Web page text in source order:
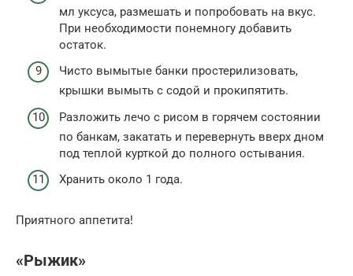
мл уксуса, размешать и попробовать на вкус.
При необходимости понемногу добавить
остаток.
Чисто вымытые банки простерилизовать,
крышки вымыть с содой и прокипятить.
Разложить лечо с рисом в горячем состоянии
по банкам, закатать и перевернуть вверх дном
под теплой курткой до полного остывания.
Хранить около 1 года.
Приятного аппетита!
«Рыжик»